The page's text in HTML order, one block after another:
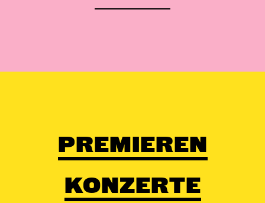
PREMIEREN
KONZERTE